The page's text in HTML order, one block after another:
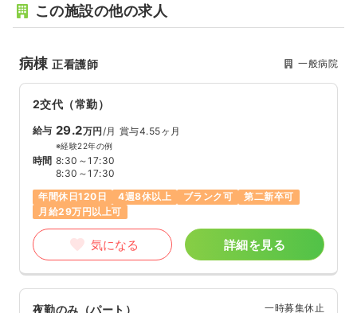
この施設の他の求人
病棟正看護師 一般病院
2交代（常勤）
給与 29.2万円/月 賞与4.55ヶ月
※経験22年の例
時間 8:30～17:30
8:30～17:30
年間休日120日
4週8休以上 ブランク可
第二新卒可
月給29万円以上可
気になる 詳細を見る
夜勤のみ（パート） 一時募集休止